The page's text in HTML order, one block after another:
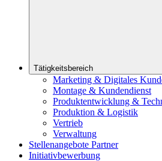
Tätigkeitsbereich
Marketing & Digitales
Montage & Kundendienst
Produktentwicklung &
Produktion & Logistik
Vertrieb
Verwaltung
Stellenangebote Partner
Initiativbewerbung